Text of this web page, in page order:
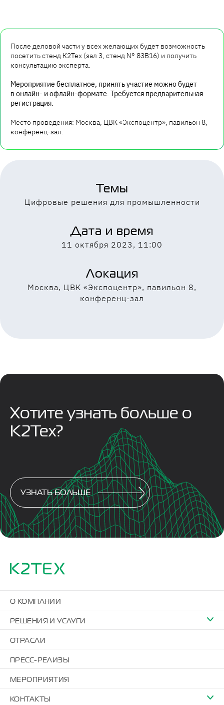
После деловой части у всех желающих будет возможность
посетить стенд К2Тех (зал 3, стенд N° 83B16) и получить
консультацию эксперта.
Мероприятие бесплатное, принять участие можно будет
в онлайн- и офлайн-формате. Требуется предварительная
регистрация.
Место проведения: Москва, ЦВК «Экспоцентр», павильон 8,
конференц-зал.
Темы
Цифровые решения для промышленности
Дата и время
11 октября 2023, 11:00
Локация
Москва, ЦВК «Экспоцентр», павильон 8,
конференц-зал
Хотите узнать больше о
К2Тех?
УЗНАТЬ БОЛЬШЕ
О КОМПАНИИ
РЕШЕНИЯ И УСЛУГИ
ОТРАСЛИ
ПРЕСС-РЕЛИЗЫ
МЕРОПРИЯТИЯ
КОНТАКТЫ